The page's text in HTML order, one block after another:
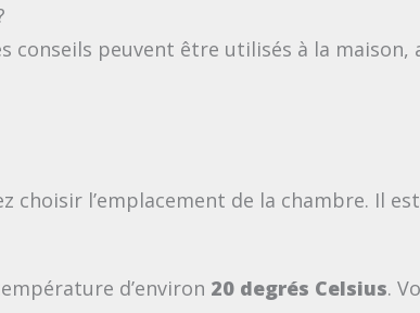
conseils peuvent être utilisés à la maison,
choisir l’emplacement de la chambre. Il
d’environ 20 degrés Celsius.